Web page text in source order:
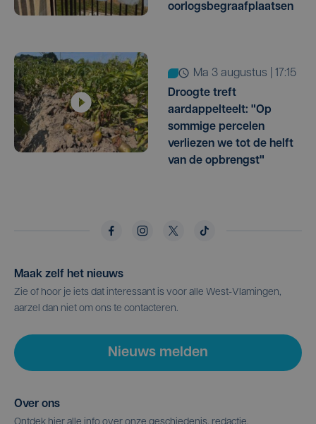
oorlogsbegraafplaatsen
ma 3 augustus | 17:15
Droogte treft
aardappelteelt: "Op
sommige percelen
verliezen we tot de helft
van de opbrengst"
Maak zelf het nieuws
Zie of hoor je iets dat interessant is voor alle West-Vlamingen,
aarzel dan niet om ons te contacteren.
Nieuws melden
Over ons